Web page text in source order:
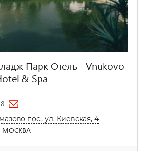
Парк Отель - Vnukovo
& Spa
пос., ул. Киевская, 4
МОСКВА